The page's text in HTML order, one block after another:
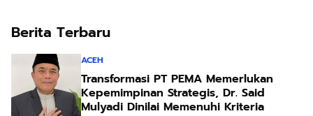
Berita Terbaru
ACEH
Transformasi PT PEMA Memerlukan
Kepemimpinan Strategis, Dr. Said
Mulyadi Dinilai Memenuhi Kriteria